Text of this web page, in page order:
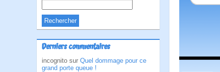
Derniers commentaires
incognito sur Quel dommage pour ce
grand porte queue !